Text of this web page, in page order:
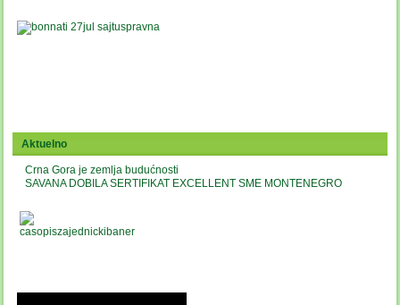
Aktuelno
Crna Gora je zemlja budućnosti
SAVANA DOBILA SERTIFIKAT EXCELLENT SME MONTENEGRO